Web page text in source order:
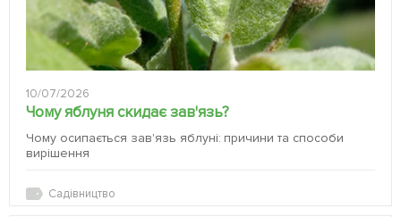
10/07/2026
Чому яблуня скидає зав'язь?
Чому осипається зав'язь яблуні: причини та способи
вирішення
Садівництво